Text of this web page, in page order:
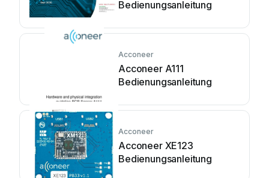
Bedienungsanleitung
Acconeer
Acconeer A111
Bedienungsanleitung
Acconeer
Acconeer XE123
Bedienungsanleitung